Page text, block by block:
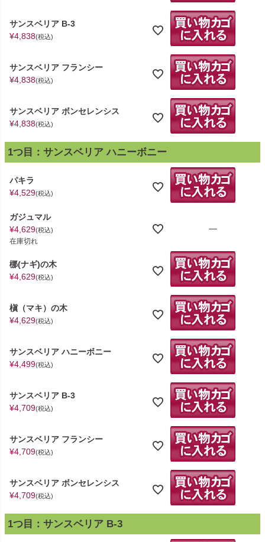
サンスベリア B-3
¥4,838 税込
サンスベリア フランシー
¥4,838 税込
サンスベリア ボンセレンシス
¥4,838 税込
1つ目：サンスベリア ハニーボニー
パキラ
¥4,529 税込
ガジュマル
¥4,629 税込
在庫切れ
—
梛(ナギ)の木
¥4,629 税込
槇（マキ）の木
¥4,629 税込
サンスベリア ハニーボニー
¥4,499 税込
サンスベリア B-3
¥4,709 税込
サンスベリア フランシー
¥4,709 税込
サンスベリア ボンセレンシス
¥4,709 税込
1つ目：サンスベリア B-3